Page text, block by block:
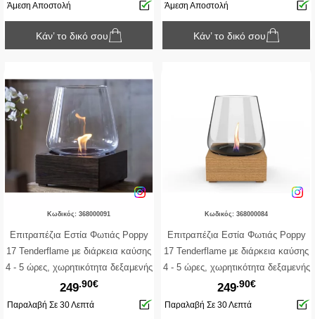
Άμεση Αποστολή
Κάν’ το δικό σου
Άμεση Αποστολή
Κάν’ το δικό σου
Κωδικός: 368000091
Επιτραπέζια Εστία Φωτιάς Poppy
17 Tenderflame με διάρκεια καύσης
4 - 5 ώρες, χωρητικότητα δεξαμενής
250ml και διαστάσεις 24x24x34.2cm
- Black
249.90€
Παραλαβή Σε 30 Λεπτά
Κωδικός: 368000084
Επιτραπέζια Εστία Φωτιάς Poppy
17 Tenderflame με διάρκεια καύσης
4 - 5 ώρες, χωρητικότητα δεξαμενής
250ml και διαστάσεις 24x24x34.2cm
- Natural
249.90€
Παραλαβή Σε 30 Λεπτά